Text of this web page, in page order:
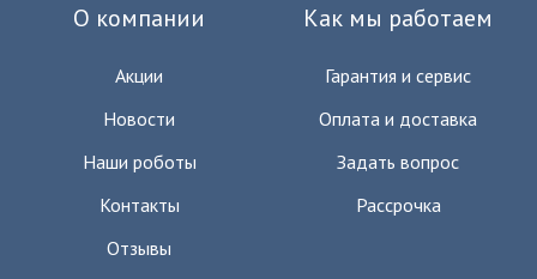
О компании
Акции
Новости
Наши роботы
Контакты
Отзывы
Как мы работаем
Гарантия и сервис
Оплата и доставка
Задать вопрос
Рассрочка